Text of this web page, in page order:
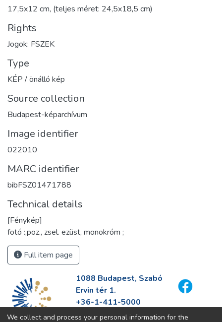
17,5x12 cm, (teljes méret: 24,5x18,5 cm)
Rights
Jogok: FSZEK
Type
KÉP / önálló kép
Source collection
Budapest-képarchívum
Image identifier
022010
MARC identifier
bibFSZ01471788
Technical details
[Fénykép]
fotó :,poz., zsel. ezüst, monokróm ;
Full item page
1088 Budapest, Szabó
Ervin tér 1.
+36-1-411-5000
info@fszek.hu
We collect and process your personal information for the